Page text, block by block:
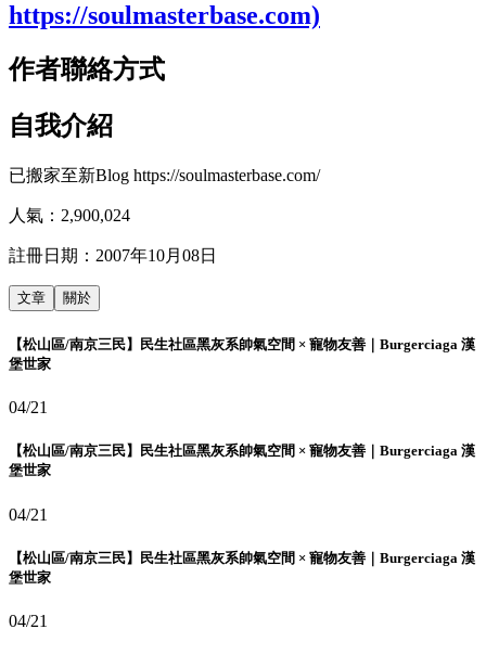
https://soulmasterbase.com)
作者聯絡方式
自我介紹
已搬家至新Blog https://soulmasterbase.com/
人氣： 2,900,024
註冊日期： 2007年10月08日
文章 關於
【松山區/南京三民】民生社區黑灰系帥氣空間 × 寵物友善｜Burgerciaga 漢
堡世家
04/21
【松山區/南京三民】民生社區黑灰系帥氣空間 × 寵物友善｜Burgerciaga 漢
堡世家
04/21
【松山區/南京三民】民生社區黑灰系帥氣空間 × 寵物友善｜Burgerciaga 漢
堡世家
04/21